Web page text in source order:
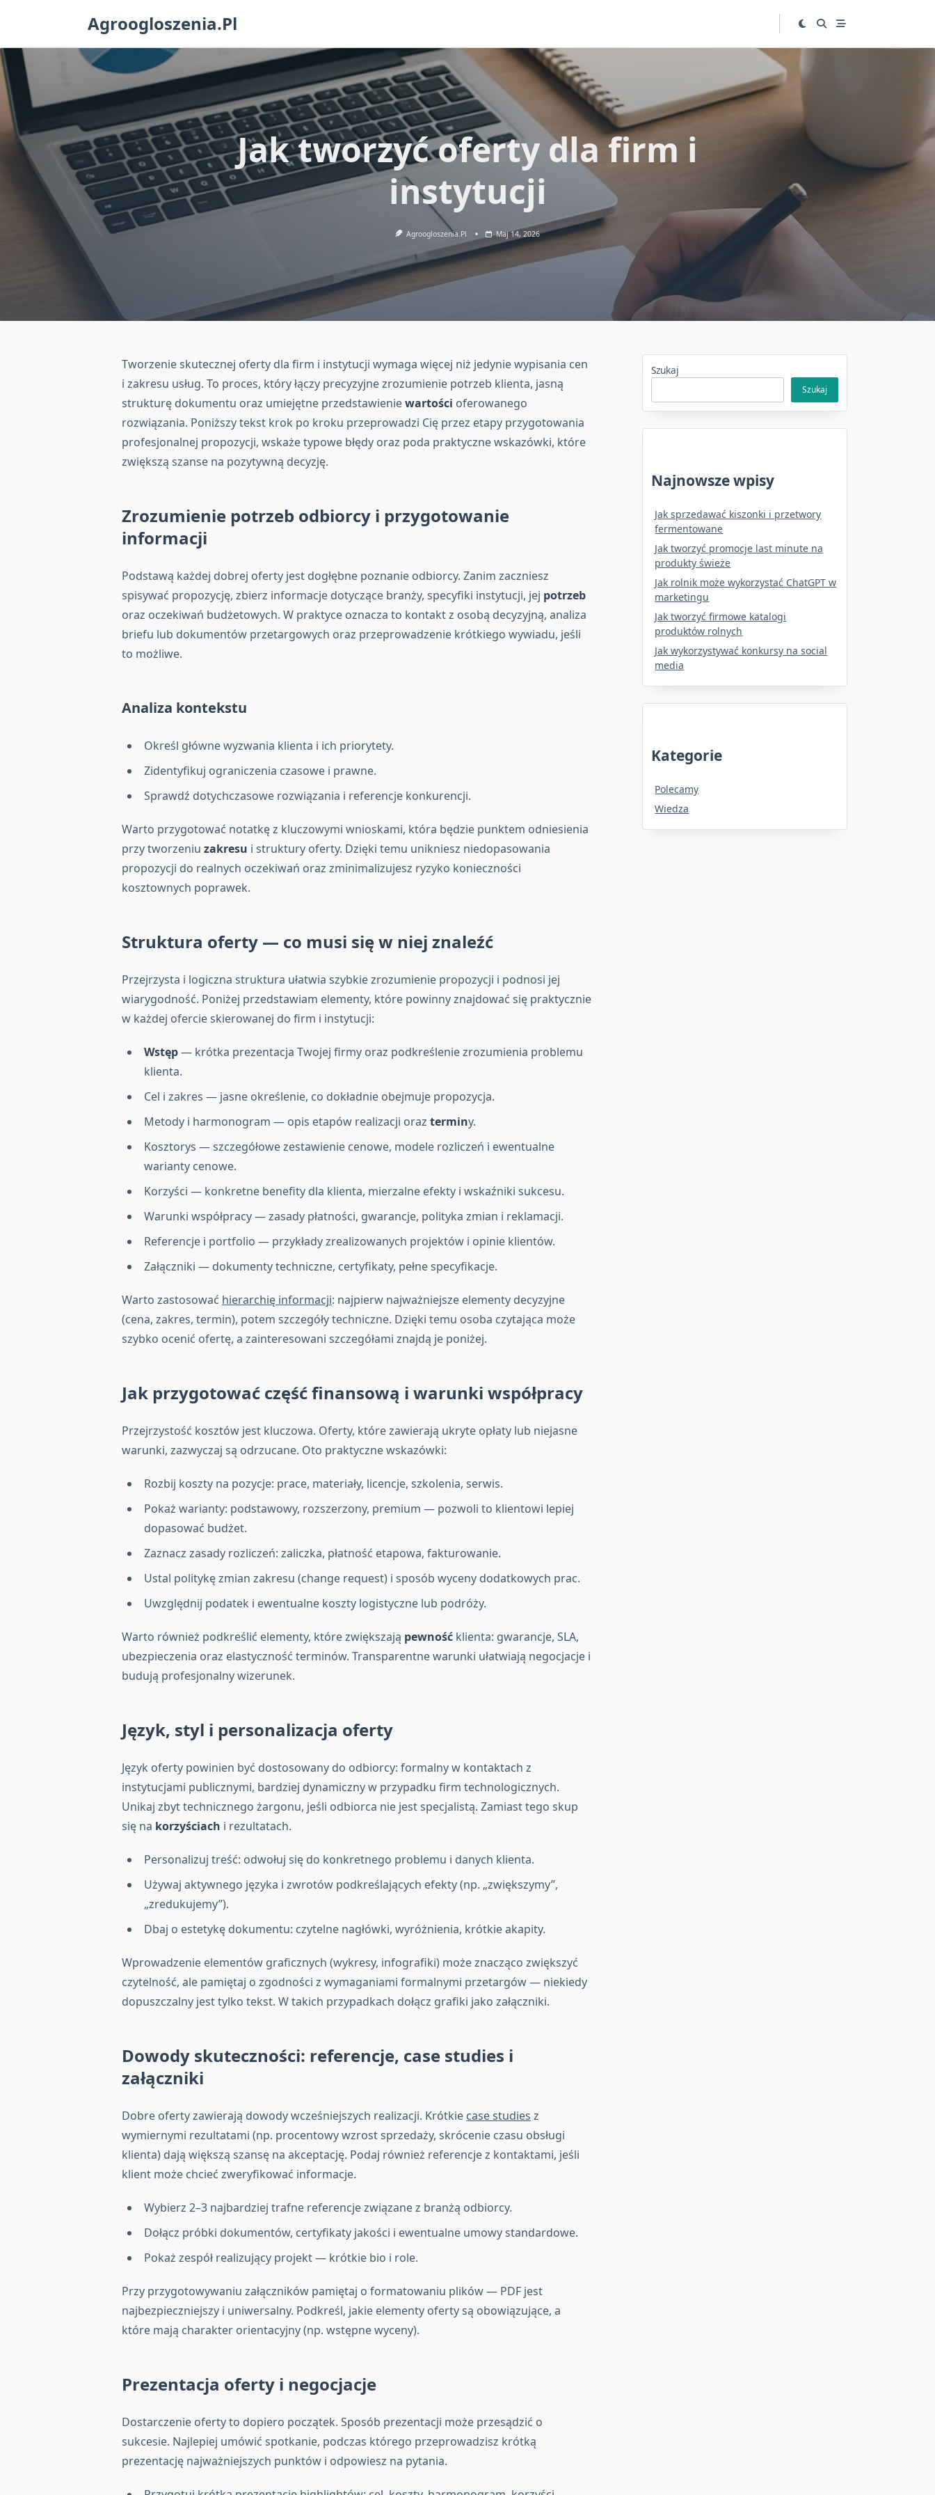
Agroogloszenia.pl
Jak tworzyć oferty dla firm i
instytucji
Agroogloszenia.pl Maj 14, 2026
Tworzenie skutecznej oferty dla firm i instytucji wymaga więcej niż jedynie wypisania cen
i zakresu usług. To proces, który łączy precyzyjne zrozumienie potrzeb klienta, jasną
strukturę dokumentu oraz umiejętne przedstawieniewartości oferowanego
rozwiązania. Poniższy tekst krok po kroku przeprowadzi Cię przez etapy przygotowania
profesjonalnej propozycji, wskaże typowe błędy oraz poda praktyczne wskazówki, które
zwiększą szanse na pozytywną decyzję.
Zrozumienie potrzeb odbiorcy i przygotowanie
informacji
Podstawą każdej dobrej oferty jest dogłębne poznanie odbiorcy. Zanim zaczniesz
spisywać propozycję, zbierz informacje dotyczące branży, specyfiki instytucji, jej potrzeb
oraz oczekiwań budżetowych. W praktyce oznacza to kontakt z osobą decyzyjną, analiza
briefu lub dokumentów przetargowych oraz przeprowadzenie krótkiego wywiadu, jeśli
to możliwe.
Analiza kontekstu
Określ główne wyzwania klienta i ich priorytety.
Zidentyfikuj ograniczenia czasowe i prawne.
Sprawdź dotychczasowe rozwiązania i referencje konkurencji.
Warto przygotować notatkę z kluczowymi wnioskami, która będzie punktem odniesienia
przy tworzeniuzakresu i struktury oferty. Dzięki temu unikniesz niedopasowania
propozycji do realnych oczekiwań oraz zminimalizujesz ryzyko konieczności
kosztownych poprawek.
Struktura oferty — co musi się w niej znaleźć
Przejrzysta i logiczna struktura ułatwia szybkie zrozumienie propozycji i podnosi jej
wiarygodność. Poniżej przedstawiam elementy, które powinny znajdować się praktycznie
w każdej ofercie skierowanej do firm i instytucji:
Wstęp— krótka prezentacja Twojej firmy oraz podkreślenie zrozumienia problemu
klienta.
Cel i zakres — jasne określenie, co dokładnie obejmuje propozycja.
Metody i harmonogram — opis etapów realizacji orazterminy.
Kosztorys — szczegółowe zestawienie cenowe, modele rozliczeń i ewentualne
warianty cenowe.
Korzyści — konkretne benefity dla klienta, mierzalne efekty i wskaźniki sukcesu.
Warunki współpracy — zasady płatności, gwarancje, polityka zmian i reklamacji.
Referencje i portfolio — przykłady zrealizowanych projektów i opinie klientów.
Załączniki — dokumenty techniczne, certyfikaty, pełne specyfikacje.
Warto zastosować hierarchię informacji: najpierw najważniejsze elementy decyzyjne
(cena, zakres, termin), potem szczegóły techniczne. Dzięki temu osoba czytająca może
szybko ocenić ofertę, a zainteresowani szczegółami znajdą je poniżej.
Jak przygotować część finansową i warunki współpracy
Przejrzystość kosztów jest kluczowa. Oferty, które zawierają ukryte opłaty lub niejasne
warunki, zazwyczaj są odrzucane. Oto praktyczne wskazówki:
Rozbij koszty na pozycje: prace, materiały, licencje, szkolenia, serwis.
Pokaż warianty: podstawowy, rozszerzony, premium — pozwoli to klientowi lepiej
dopasować budżet.
Zaznacz zasady rozliczeń: zaliczka, płatność etapowa, fakturowanie.
Ustal politykę zmian zakresu (change request) i sposób wyceny dodatkowych prac.
Uwzględnij podatek i ewentualne koszty logistyczne lub podróży.
Warto również podkreślić elementy, które zwiększają pewność klienta: gwarancje, SLA,
ubezpieczenia oraz elastyczność terminów. Transparentne warunki ułatwiają negocjacje i
budują profesjonalny wizerunek.
Język, styl i personalizacja oferty
Język oferty powinien być dostosowany do odbiorcy: formalny w kontaktach z
instytucjami publicznymi, bardziej dynamiczny w przypadku firm technologicznych.
Unikaj zbyt technicznego żargonu, jeśli odbiorca nie jest specjalistą. Zamiast tego skup
się na korzyściach i rezultatach.
Personalizuj treść: odwołuj się do konkretnego problemu i danych klienta.
Używaj aktywnego języka i zwrotów podkreślających efekty (np. „zwiększymy”,
„zredukujemy”).
Dbaj o estetykę dokumentu: czytelne nagłówki, wyróżnienia, krótkie akapity.
Wprowadzenie elementów graficznych (wykresy, infografiki) może znacząco zwiększyć
czytelność, ale pamiętaj o zgodności z wymaganiami formalnymi przetargów — niekiedy
dopuszczalny jest tylko tekst. W takich przypadkach dołącz grafiki jako załączniki.
Dowody skuteczności: referencje, case studies i
załączniki
Dobre oferty zawierają dowody wcześniejszych realizacji. Krótkie case studies z
wymiernymi rezultatami (np. procentowy wzrost sprzedaży, skrócenie czasu obsługi
klienta) dają większą szansę na akceptację. Podaj również referencje z kontaktami, jeśli
klient może chcieć zweryfikować informacje.
Wybierz 2–3 najbardziej trafne referencje związane z branżą odbiorcy.
Dołącz próbki dokumentów, certyfikaty jakości i ewentualne umowy standardowe.
Pokaż zespół realizujący projekt — krótkie bio i role.
Przy przygotowywaniu załączników pamiętaj o formatowaniu plików — PDF jest
najbezpieczniejszy i uniwersalny. Podkreśl, jakie elementy oferty są obowiązujące, a
które mają charakter orientacyjny (np. wstępne wyceny).
Prezentacja oferty i negocjacje
Dostarczenie oferty to dopiero początek. Sposób prezentacji może przesądzić o
sukcesie. Najlepiej umówić spotkanie, podczas którego przeprowadzisz krótką
prezentację najważniejszych punktów i odpowiesz na pytania.
Szukaj
Szukaj
Najnowsze wpisy
Jak sprzedawać kiszonki i przetwory
fermentowane
Jak tworzyć promocje last minute na
produkty świeże
Jak rolnik może wykorzystać ChatGPT w
marketingu
Jak tworzyć firmowe katalogi
produktów rolnych
Jak wykorzystywać konkursy na social
media
Kategorie
Polecamy
Wiedza